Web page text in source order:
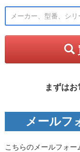
まずは
メールフ
こちらのメールフォー